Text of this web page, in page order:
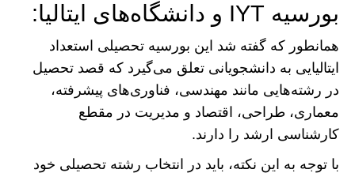
بورسیه IYT و دانشگاه‌های ایتالیا:
همانطور که گفته شد این بورسیه تحصیلی استعداد
ایتالیایی به دانشجویانی تعلق می‌گیرد که قصد تحصیل
در رشته‌هایی مانند مهندسی، فناوری‌های پیشرفته،
معماری، طراحی، اقتصاد و مدیریت در مقطع
کارشناسی ارشد را دارند.
با توجه به این نکته، باید در انتخاب رشته تحصیلی خود